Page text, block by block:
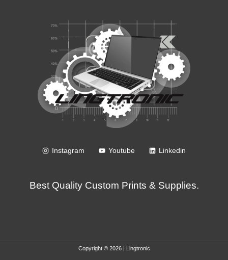
Instagram Youtube Linkedin
Best Quality Custom Prints & Supplies.
Copyright © 2026 | Lingtronic